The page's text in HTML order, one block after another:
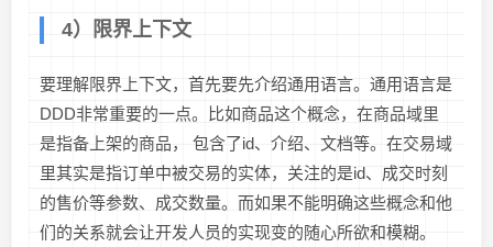
4）限界上下文
要理解限界上下文，首先要先介绍通用语言。通用语言是
DDD非常重要的一点。比如商品这个概念，在商品域里
是指备上架的商品， 包含了id、介绍、文档等。在交易域
里其实是指订单中被交易的实体，关注的是id、成交时刻
的售价等参数、成交数量。而如果不能明确这些概念和他
们的关系就会让开发人员的实现变的随心所欲和模糊。